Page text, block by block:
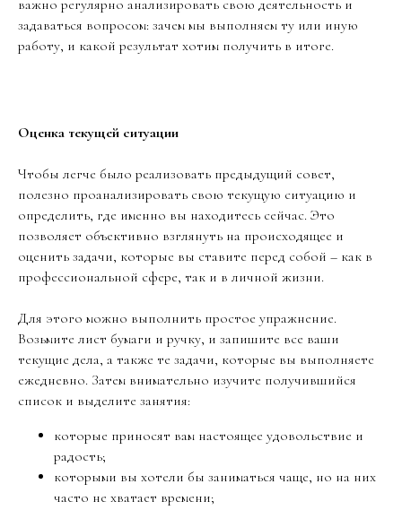
важно регулярно анализировать свою деятельность и
задаваться вопросом: зачем мы выполняем ту или иную
работу, и какой результат хотим получить в итоге.
Оценка текущей ситуации
Чтобы легче было реализовать предыдущий совет,
полезно проанализировать свою текущую ситуацию и
определить, где именно вы находитесь сейчас. Это
позволяет объективно взглянуть на происходящее и
оценить задачи, которые вы ставите перед собой – как в
профессиональной сфере, так и в личной жизни.
Для этого можно выполнить простое упражнение.
Возьмите лист бумаги и ручку, и запишите все ваши
текущие дела, а также те задачи, которые вы выполняете
ежедневно. Затем внимательно изучите получившийся
список и выделите занятия:
которые приносят вам настоящее удовольствие и
радость;
которыми вы хотели бы заниматься чаще, но на них
часто не хватает времени;